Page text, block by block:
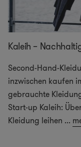
Kaleih –
Second-Hand-
inzwischen kaufen
gebrauchte
Start-up Kaleih:
Kleidung leihen ...